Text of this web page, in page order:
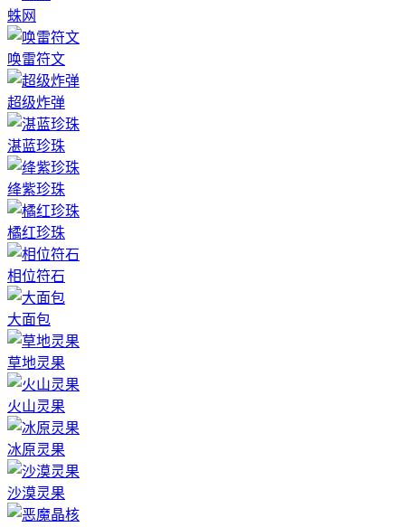
蛛网
唤雷符文
超级炸弹
湛蓝珍珠
绛紫珍珠
橘红珍珠
相位符石
大面包
草地灵果
火山灵果
冰原灵果
沙漠灵果